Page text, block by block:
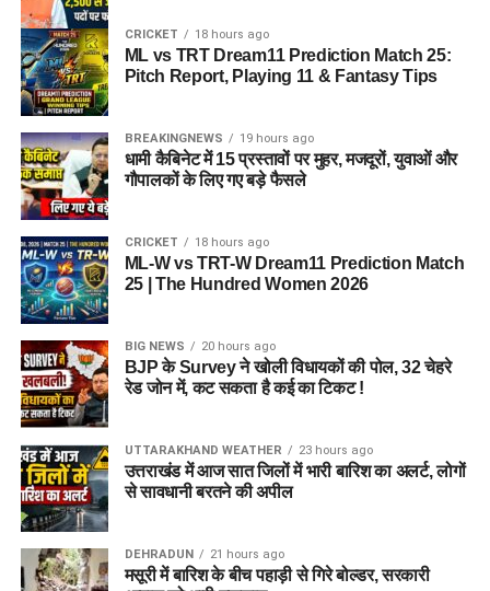
CRICKET 18 hours ago
ML vs TRT Dream11 Prediction Match 25:
Pitch Report, Playing 11 & Fantasy Tips
BREAKINGNEWS 19 hours ago
धामी कैबिनेट में 15 प्रस्तावों पर मुहर, मजदूरों, युवाओं और
गौपालकों के लिए गए बड़े फैसले
CRICKET 18 hours ago
ML-W vs TRT-W Dream11 Prediction Match
25 | The Hundred Women 2026
BIG NEWS 20 hours ago
BJP के Survey ने खोली विधायकों की पोल, 32 चेहरे
रेड जोन में, कट सकता है कई का टिकट !
UTTARAKHAND WEATHER 23 hours ago
उत्तराखंड में आज सात जिलों में भारी बारिश का अलर्ट, लोगों
से सावधानी बरतने की अपील
DEHRADUN 21 hours ago
मसूरी में बारिश के बीच पहाड़ी से गिरे बोल्डर, सरकारी